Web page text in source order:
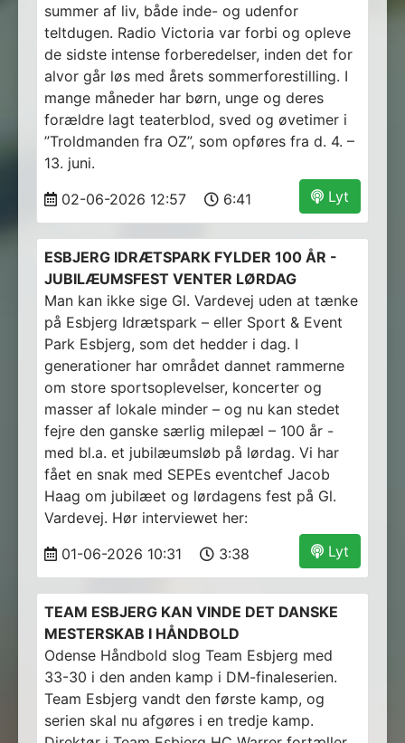
summer af liv, både inde- og udenfor
teltdugen. Radio Victoria var forbi og opleve
de sidste intense forberedelser, inden det for
alvor går løs med årets sommerforestilling. I
mange måneder har børn, unge og deres
forældre lagt teaterblod, sved og øvetimer i
”Troldmanden fra OZ”, som opføres fra d. 4. –
13. juni.
Lyt
02-06-2026 12:57 6:41
ESBJERG IDRÆTSPARK FYLDER 100 ÅR -
JUBILÆUMSFEST VENTER LØRDAG
Man kan ikke sige Gl. Vardevej uden at tænke
på Esbjerg Idrætspark – eller Sport & Event
Park Esbjerg, som det hedder i dag. I
generationer har området dannet rammerne
om store sportsoplevelser, koncerter og
masser af lokale minder – og nu kan stedet
fejre den ganske særlig milepæl – 100 år -
med bl.a. et jubilæumsløb på lørdag. Vi har
fået en snak med SEPEs eventchef Jacob
Haag om jubilæet og lørdagens fest på Gl.
Vardevej. Hør interviewet her:
Lyt
01-06-2026 10:31 3:38
TEAM ESBJERG KAN VINDE DET DANSKE
MESTERSKAB I HÅNDBOLD
Odense Håndbold slog Team Esbjerg med
33-30 i den anden kamp i DM-finaleserien.
Team Esbjerg vandt den første kamp, og
serien skal nu afgøres i en tredje kamp.